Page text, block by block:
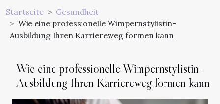
Startseite
Gesundheit
Wie eine professionelle Wimpernstylistin-
Ausbildung Ihren Karriereweg formen kann
Wie eine professionelle Wimpernstylistin-
Ausbildung Ihren Karriereweg formen kann